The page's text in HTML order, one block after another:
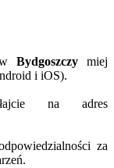
Bydgoszczymiej
i iOS).
na adres
za